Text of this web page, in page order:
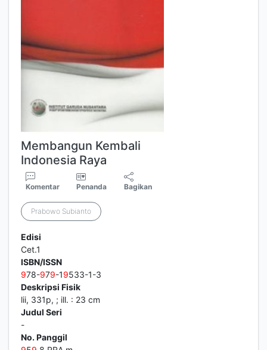
Membangun Kembali
Indonesia Raya
Komentar Penanda Bagikan
Prabowo Subianto
Edisi
Cet.1
ISBN/ISSN
978-979-19533-1-3
Deskripsi Fisik
lii, 331p, ; ill. : 23 cm
Judul Seri
-
No. Panggil